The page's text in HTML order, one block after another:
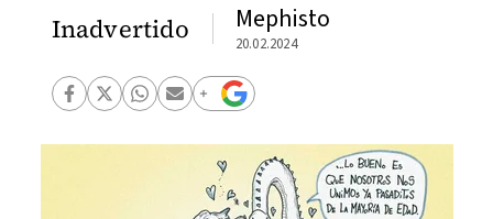
Inadvertido Mephisto
20.02.2024